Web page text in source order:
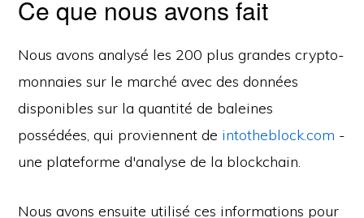
Ce que nous avons fait
Nous avons analysé les 200 plus grandes crypto-
monnaies sur le marché avec des données
disponibles sur la quantité de baleines
possédées, qui proviennent de intotheblock.com -
une plateforme d'analyse de la blockchain.
Nous avons ensuite utilisé ces informations pour